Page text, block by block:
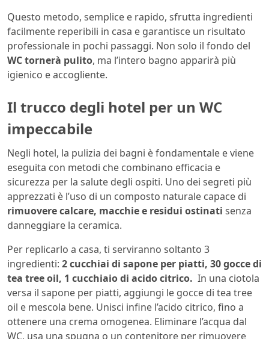
Questo metodo, semplice e rapido, sfrutta ingredienti
facilmente reperibili in casa e garantisce un risultato
professionale in pochi passaggi. Non solo il fondo del
WC tornerà pulito, ma l’intero bagno apparirà più
igienico e accogliente.
Il trucco degli hotel per un WC
impeccabile
Negli hotel, la pulizia dei bagni è fondamentale e viene
eseguita con metodi che combinano efficacia e
sicurezza per la salute degli ospiti. Uno dei segreti più
apprezzati è l’uso di un composto naturale capace di
rimuovere calcare, macchie e residui ostinati senza
danneggiare la ceramica.
Per replicarlo a casa, ti serviranno soltanto 3
ingredienti: 2 cucchiai di sapone per piatti, 30 gocce di
tea tree oil, 1 cucchiaio di acido citrico. In una ciotola
versa il sapone per piatti, aggiungi le gocce di tea tree
oil e mescola bene. Unisci infine l’acido citrico, fino a
ottenere una crema omogenea. Eliminare l’acqua dal
WC, usa una spugna o un contenitore per rimuovere